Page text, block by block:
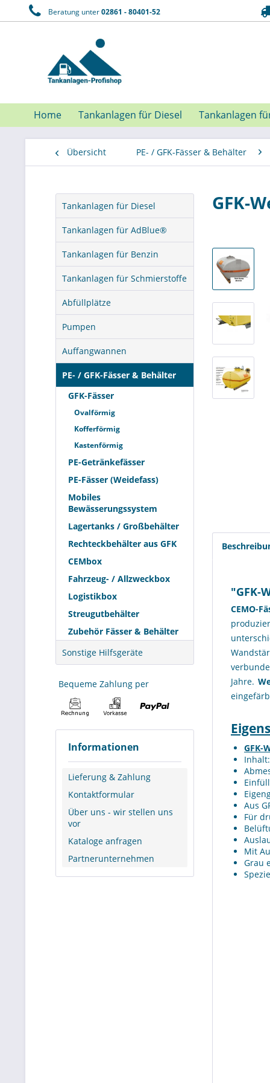
Beratung unter02861 - 80401-52
Home Tankanlagen für Diesel Tankanlagen
Übersicht PE- / GFK-Fässer & Behälter
Tankanlagen für Diesel
Tankanlagen für AdBlue®
Tankanlagen für Benzin
Tankanlagen für Schmierstoffe
Abfüllplätze
Pumpen
Auffangwannen
PE- / GFK-Fässer & Behälter
GFK-Fässer
Ovalförmig
Kofferförmig
Kastenförmig
PE-Getränkefässer
PE-Fässer (Weidefass)
Mobiles
Bewässerungssystem
Lagertanks / Großbehälter
Rechteckbehälter aus GFK
CEMbox
Fahrzeug- / Allzweckbox
Logistikbox
Streugutbehälter
Zubehör Fässer & Behälter
Sonstige Hilfsgeräte
Bequeme Zahlung per
Informationen
Lieferung & Zahlung
Kontaktformular
Über uns - wir stellen uns
vor
Kataloge anfragen
Partnerunternehmen
GFK-
"GFK-
CEMO-
Jahre.
GFK-
Aus
Für
Mit
Grau